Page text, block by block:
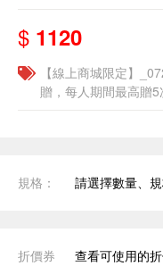
$ 1120
【線上商城限定】
贈，每人期間最高贈5
規格： 請選擇數量、
折價券 查看可使用的